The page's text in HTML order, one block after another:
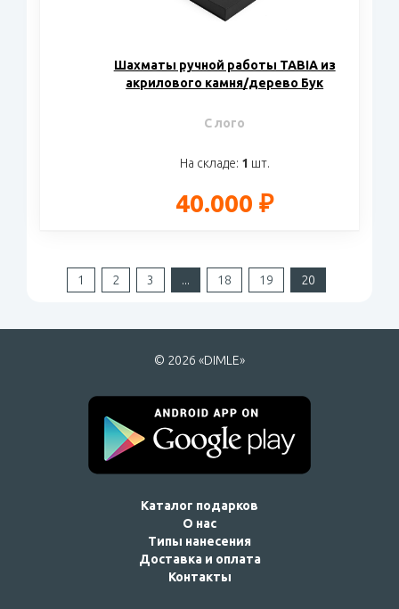
Шахматы ручной работы TABIA из
акрилового камня/дерево Бук
С лого
На складе: 1 шт.
40.000 ₽
1 2 3 ... 18 19 20
© 2026 «DIMLE»
Каталог подарков
О нас
Типы нанесения
Доставка и оплата
Контакты